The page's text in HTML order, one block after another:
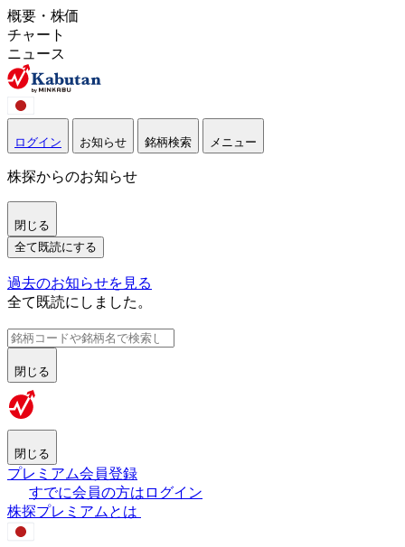
概要・株価
チャート
ニュース
ログイン お知らせ 銘柄検索 メニュー
株探からのお知らせ
閉じる
全て既読にする
過去のお知らせを見る
全て既読にしました。
閉じる
閉じる
プレミアム会員登録
すでに会員の方はログイン
株探プレミアムとは